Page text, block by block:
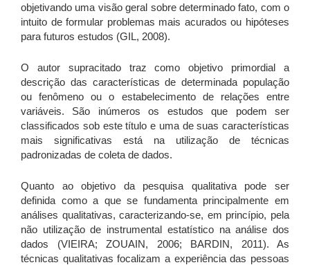
objetivando uma visão geral sobre determinado fato, com o
intuito de formular problemas mais acurados ou hipóteses
para futuros estudos (GIL, 2008).
O autor supracitado traz como objetivo primordial a
descrição das características de determinada população
ou fenômeno ou o estabelecimento de relações entre
variáveis. São inúmeros os estudos que podem ser
classificados sob este título e uma de suas características
mais significativas está na utilização de técnicas
padronizadas de coleta de dados.
Quanto ao objetivo da pesquisa qualitativa pode ser
definida como a que se fundamenta principalmente em
análises qualitativas, caracterizando-se, em princípio, pela
não utilização de instrumental estatístico na análise dos
dados (VIEIRA; ZOUAIN, 2006; BARDIN, 2011). As
técnicas qualitativas focalizam a experiência das pessoas